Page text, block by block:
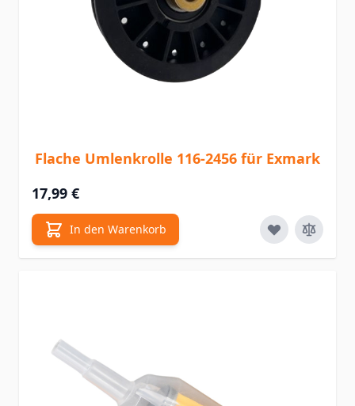
Flache Umlenkrolle 116-2456 für Exmark
17,99 €
In den Warenkorb